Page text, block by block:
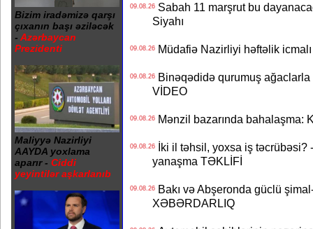
Bizim iradəmizə qarşı
çıxanın başı əziləcək
- Azərbaycan
Prezidenti
Maliyyə Nazirliyi
AAYDA yoxlama
aparır - Ciddi
yeyintilər aşkarlanıb
09.08.26Sabah 11 marşrut bu
Siyahı
09.08.26Müdafiə Nazirliyi həftəlik
09.08.26Binəqədidə qurumuş ağaclarla
VİDEO
09.08.26Mənzil bazarında bahalaşma:
09.08.26İki il təhsil, yoxsa iş təcrübəsi?
yanaşma TƏKLİFİ
09.08.26Bakı və Abşeronda güclü
XƏBƏRDARLIQ